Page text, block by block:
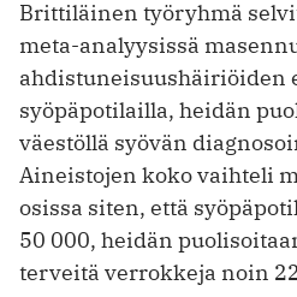
Brittiläinen työryhmä
meta-analyysissä
ahdistuneisuushäiriöiden
syöpäpotilailla, heidän
väestöllä syövän
Aineistojen koko vaihteli
osissa siten, että
50 000, heidän
terveitä verrokkeja noin